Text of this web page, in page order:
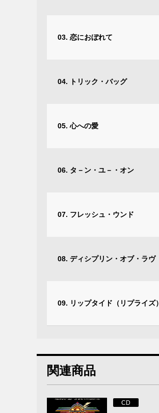
03. 恋におぼれて
04. トリック・バッグ
05. 心への愛
06. タ－ン・ユ－・オン
07. フレッシュ・ウンド
08. ディシプリン・オブ・ラヴ
09. リップタイド（リプライズ）
関連商品
CD